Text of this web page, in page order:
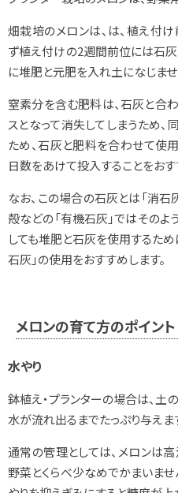
畑栽培のメロンは、は、植え付
ず植え付けの2週間前位には石灰
に堆肥と元肥を入れ土になじませ
窒素分を含む肥料は、石灰と合
スとなって消失してしまうため、
ため、石灰と肥料を合わせて使
日数をあけて投入することをおす
なお、この場合の石灰とは「消石
殻などの「有機石灰」ではそのよ
しても堆肥と石灰を使用するた
石灰」の使用をおすすめします。
メロンの育て方のポイント
水やり
鉢植え・プランターの場合は、土
水が流れ出るまでたっぷり与えま
通常の管理としては、メロンは
野菜とくらべ少なめでかまいませ